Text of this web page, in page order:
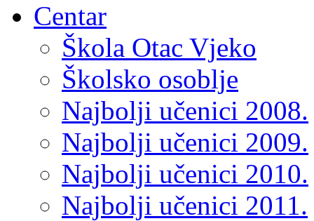
Centar
Škola Otac Vjeko
Školsko osoblje
Najbolji učenici 2008.
Najbolji učenici 2009.
Najbolji učenici 2010.
Najbolji učenici 2011.